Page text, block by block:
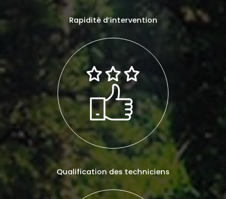
Rapidité d’intervention
Qualification des techniciens